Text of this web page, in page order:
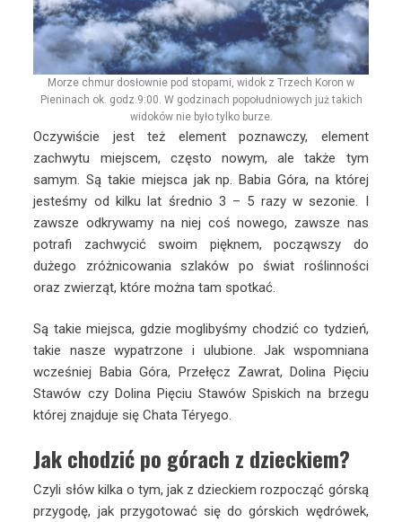
Morze chmur dosłownie pod stopami, widok z Trzech Koron w
Pieninach ok. godz.9:00. W godzinach popołudniowych już takich
widoków nie było tylko burze.
Oczywiście jest też element poznawczy, element
zachwytu miejscem, często nowym, ale także tym
samym. Są takie miejsca jak np. Babia Góra, na której
jesteśmy od kilku lat średnio 3 – 5 razy w sezonie. I
zawsze odkrywamy na niej coś nowego, zawsze nas
potrafi zachwycić swoim pięknem, począwszy do
dużego zróżnicowania szlaków po świat roślinności
oraz zwierząt, które można tam spotkać.
Są takie miejsca, gdzie moglibyśmy chodzić co tydzień,
takie nasze wypatrzone i ulubione. Jak wspomniana
wcześniej Babia Góra, Przełęcz Zawrat, Dolina Pięciu
Stawów czy Dolina Pięciu Stawów Spiskich na brzegu
której znajduje się Chata Téryego.
Jak chodzić po górach z dzieckiem?
Czyli słów kilka o tym, jak z dzieckiem rozpocząć górską
przygodę, jak przygotować się do górskich wędrówek,